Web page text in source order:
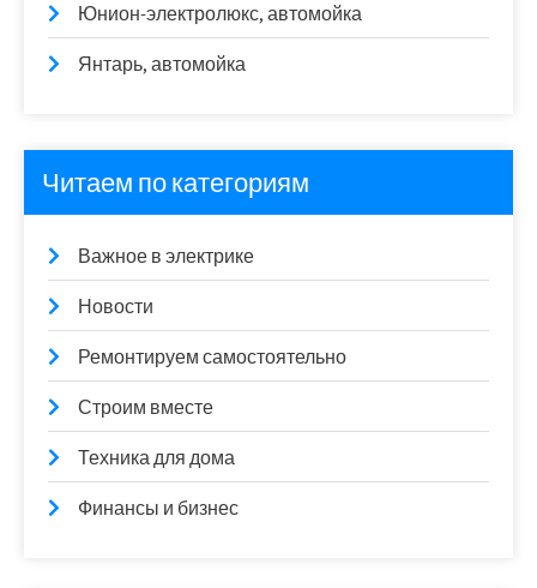
Юнион-электролюкс, автомойка
Янтарь, автомойка
Читаем по категориям
Важное в электрике
Новости
Ремонтируем самостоятельно
Строим вместе
Техника для дома
Финансы и бизнес